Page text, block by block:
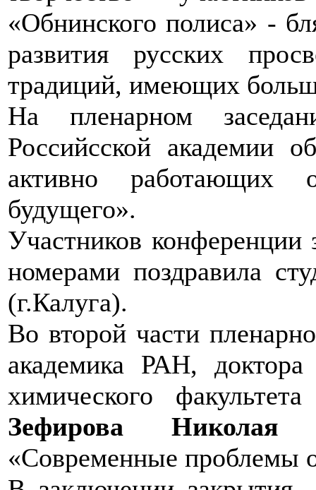
«Обнинского полиса» -
развития русских
традиций, имеющих
На пленарном
Российсской академии
активно работающих
будущего».
Участников
номерами поздравила
(г.Калуга).
Во второй части
академика РАН,
химического
Зефирова Николая
«Современные проблемы